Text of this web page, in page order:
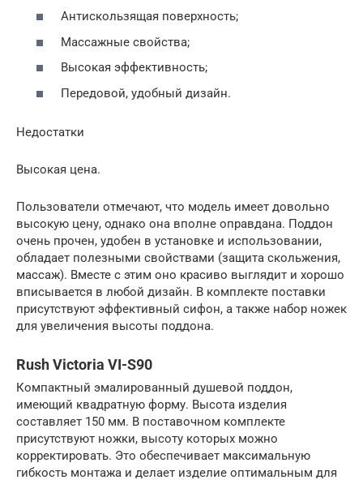
Антискользящая поверхность;
Массажные свойства;
Высокая эффективность;
Передовой, удобный дизайн.
Недостатки
Высокая цена.
Пользователи отмечают, что модель имеет довольно
высокую цену, однако она вполне оправдана. Поддон
очень прочен, удобен в установке и использовании,
обладает полезными свойствами (защита скольжения,
массаж). Вместе с этим оно красиво выглядит и хорошо
вписывается в любой дизайн. В комплекте поставки
присутствуют эффективный сифон, а также набор ножек
для увеличения высоты поддона.
Rush Victoria VI-S90
Компактный эмалированный душевой поддон,
имеющий квадратную форму. Высота изделия
составляет 150 мм. В поставочном комплекте
присутствуют ножки, высоту которых можно
корректировать. Это обеспечивает максимальную
гибкость монтажа и делает изделие оптимальным для